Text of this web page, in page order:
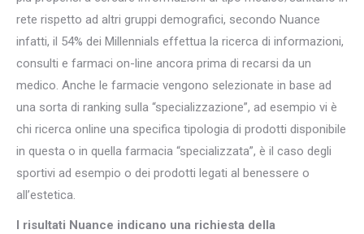
rete rispetto ad altri gruppi demografici, secondo Nuance
infatti, il 54% dei Millennials effettua la ricerca di informazioni,
consulti e farmaci on-line ancora prima di recarsi da un
medico. Anche le farmacie vengono selezionate in base ad
una sorta di ranking sulla “specializzazione”, ad esempio vi è
chi ricerca online una specifica tipologia di prodotti disponibile
in questa o in quella farmacia “specializzata”, è il caso degli
sportivi ad esempio o dei prodotti legati al benessere o
all’estetica.
I risultati Nuance indicano una richiesta della